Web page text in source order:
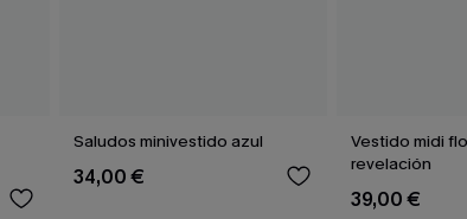
Saludos minivestido azul
34,00 €
Vestido midi
revelación
39,00 €